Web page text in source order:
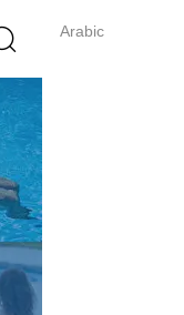
Arabic